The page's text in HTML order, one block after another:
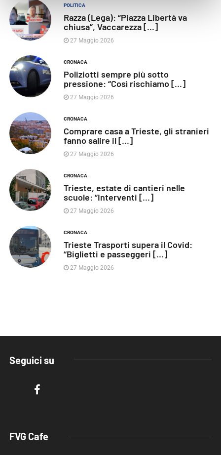
POLITICA
Razza (Lega): “Piazza Libertà va
chiusa”, Vaccarezza [...]
27 Maggio 2026
CRONACA
Poliziotti sempre più sotto
pressione: “Così rischiamo [...]
27 Maggio 2026
CRONACA
Comprare casa a Trieste, gli stranieri
fanno salire il [...]
27 Maggio 2026
CRONACA
Trieste, estate di cantieri nelle
scuole: “Interventi [...]
27 Maggio 2026
CRONACA
Trieste Trasporti supera il Covid:
“Biglietti e passeggeri [...]
27 Maggio 2026
Seguici su
FVG Cafe